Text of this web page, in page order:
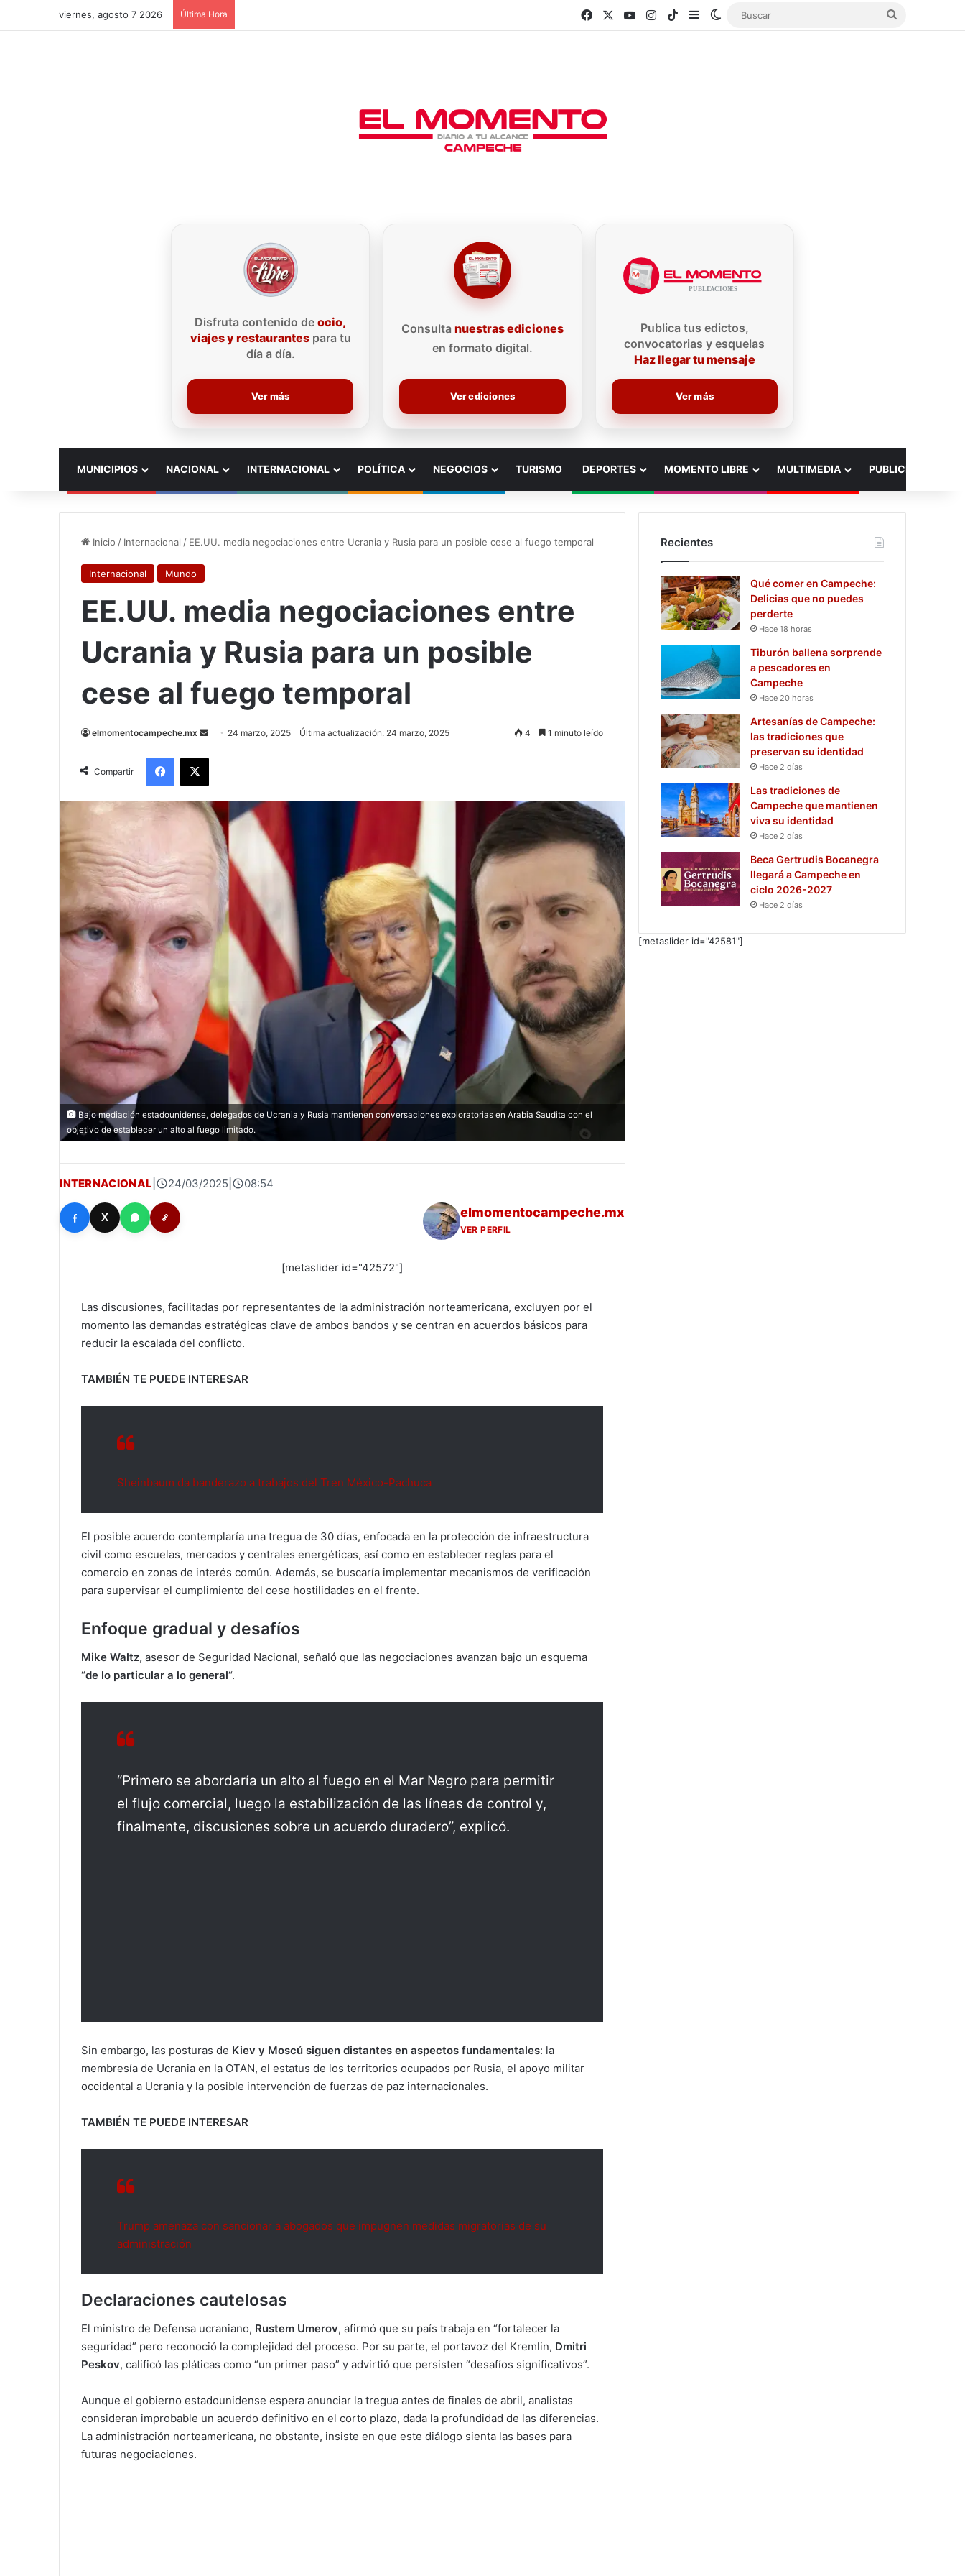
viernes, agosto 7 2026 Última Hora FacebookYouTubeInstagram
TikTokSidebarSwitch skin Buscar
Disfruta contenido deocio,
viajes y restaurantespara tu
día a día.
Ver más
Consulta nuestras ediciones
en formato digital.
Ver ediciones
Publica tus edictos,
convocatorias y esquelas
Haz llegar tu mensaje
Ver más
MUNICIPIOS NACIONAL INTERNACIONAL POLÍTICA NEGOCIOS TURISMO DEPORTES MOMENTO LIBRE MULTIMEDIA PUBLICIDAD
Inicio / Internacional / EE.UU. media negociaciones entre Ucrania y Rusia para un posible cese al fuego temporal
Internacional Mundo
EE.UU. media negociaciones entre
Ucrania y Rusia para un posible
cese al fuego temporal
elmomentocampeche.mx
Send24 marzo, 2025 Última actualización: 24 marzo, 2025 4 1 minuto leído
Compartir
Facebook
X
Bajo mediación estadounidense, delegados de Ucrania y Rusia mantienen conversaciones exploratorias en Arabia Saudita con el
objetivo de establecer un alto al fuego limitado.
INTERNACIONAL 24/03/2025 08:54
X elmomentocampeche.mx
VER PERFIL
[metaslider id="42572"]
Las discusiones, facilitadas por representantes de la administración norteamericana, excluyen por el
momento las demandas estratégicas clave de ambos bandos y se centran en acuerdos básicos para
reducir la escalada del conflicto.
TAMBIÉN TE PUEDE INTERESAR
Sheinbaum da banderazo a trabajos del Tren México-Pachuca
El posible acuerdo contemplaría una tregua de 30 días, enfocada en la protección de infraestructura
civil como escuelas, mercados y centrales energéticas, así como en establecer reglas para el
comercio en zonas de interés común. Además, se buscaría implementar mecanismos de verificación
para supervisar el cumplimiento del cese hostilidades en el frente.
Enfoque gradual y desafíos
Mike Waltz, asesor de Seguridad Nacional, señaló que las negociaciones avanzan bajo un esquema
“de lo particular a lo general“.
“Primero se abordaría un alto al fuego en el Mar Negro para permitir
el flujo comercial, luego la estabilización de las líneas de control y,
finalmente, discusiones sobre un acuerdo duradero”, explicó.
Sin embargo, las posturas de Kiev y Moscú siguen distantes en aspectos fundamentales: la
membresía de Ucrania en la OTAN, el estatus de los territorios ocupados por Rusia, el apoyo militar
occidental a Ucrania y la posible intervención de fuerzas de paz internacionales.
TAMBIÉN TE PUEDE INTERESAR
Trump amenaza con sancionar a abogados que impugnen medidas migratorias de su
administración
Declaraciones cautelosas
El ministro de Defensa ucraniano, Rustem Umerov, afirmó que su país trabaja en “fortalecer la
seguridad” pero reconoció la complejidad del proceso. Por su parte, el portavoz del Kremlin, Dmitri
Peskov, calificó las pláticas como “un primer paso” y advirtió que persisten “desafíos significativos”.
Aunque el gobierno estadounidense espera anunciar la tregua antes de finales de abril, analistas
consideran improbable un acuerdo definitivo en el corto plazo, dada la profundidad de las diferencias.
La administración norteamericana, no obstante, insiste en que este diálogo sienta las bases para
futuras negociaciones.
Recientes
Qué comer en Campeche:
Delicias que no puedes
perderte
Hace 18 horas
Tiburón ballena sorprende
a pescadores en
Campeche
Hace 20 horas
Artesanías de Campeche:
las tradiciones que
preservan su identidad
Hace 2 días
Las tradiciones de
Campeche que mantienen
viva su identidad
Hace 2 días
Beca Gertrudis Bocanegra
llegará a Campeche en
ciclo 2026-2027
Hace 2 días
[metaslider id="42581"]